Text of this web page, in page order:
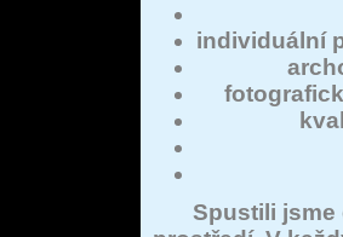
individuální
Spustili jsme